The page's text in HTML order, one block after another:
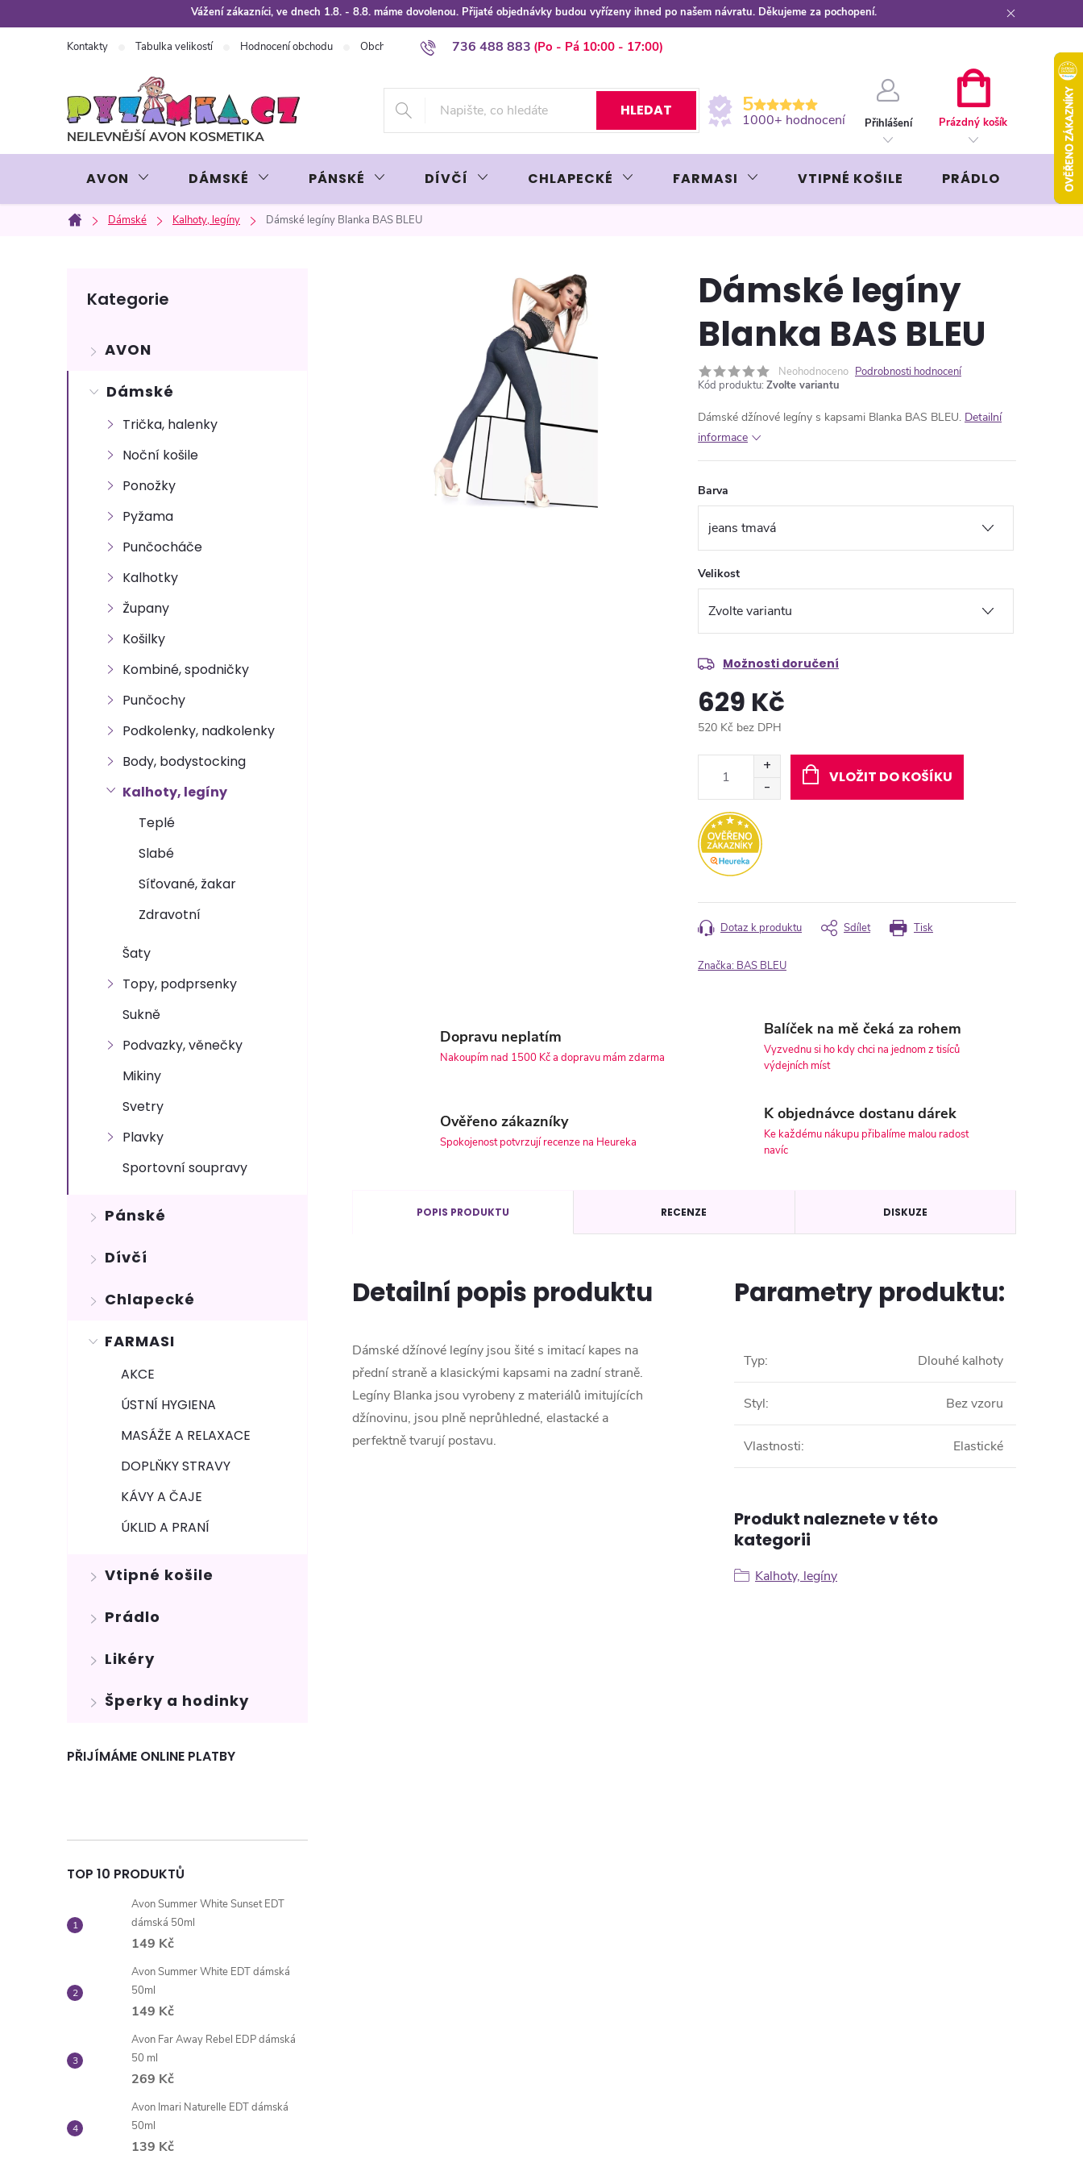
na
Vážení zákazníci, ve dnech 1.8. - 8.8. máme dovolenou. Přijaté objednávky budou vyřízeny ihned po našem návratu. Děkujeme za pochopení.
736 488 883
Kontakty Tabulka velikostí Hodnocení obchodu Obchodní podmínky Podmínky ochrany osobních údajů
HLEDAT 5
1000+ hodnocení Přihlášení
KOŠÍK
Prázdný košík
AVON DÁMSKÉ PÁNSKÉ DÍVČÍ CHLAPECKÉ FARMASI VTIPNÉ KOŠILE PRÁDLO
Domů
Dámské Kalhoty, legíny Dámské legíny Blanka BAS BLEU
s
kategorie
Kategorie
AVON
Dámské
Trička, halenky
Noční košile
Ponožky
Pyžama
Punčocháče
Kalhotky
Župany
Košilky
Kombiné, spodničky
Punčochy
Podkolenky, nadkolenky
Body, bodystocking
Kalhoty, legíny
Teplé
Slabé
Síťované, žakar
Zdravotní
Šaty
Topy, podprsenky
Sukně
Podvazky, věnečky
Mikiny
Svetry
Plavky
Sportovní soupravy
Pánské
Dívčí
Chlapecké
FARMASI
AKCE
ÚSTNÍ HYGIENA
MASÁŽE A RELAXACE
DOPLŇKY STRAVY
KÁVY A ČAJE
ÚKLID A PRANÍ
Vtipné košile
Prádlo
Likéry
Šperky a hodinky
PŘIJÍMÁME ONLINE PLATBY
TOP 10 PRODUKTŮ
Avon Summer White Sunset EDT
dámská 50ml
149 Kč
Avon Summer White EDT dámská
50ml
149 Kč
Avon Far Away Rebel EDP dámská
50 ml
269 Kč
Avon Imari Naturelle EDT dámská
50ml
139 Kč
Dámské legíny
Blanka BAS BLEU
Neohodnoceno Podrobnosti hodnocení
Kód produktu: Zvolte variantu
Dámské džínové legíny s kapsami Blanka BAS BLEU. Detailní
informace
Barva
Velikost
Možnosti doručení
629 Kč
520 Kč bez DPH
VLOŽIT DO KOŠÍKU
Tisk
Dotaz k produktu Sdílet
Značka: BAS BLEU
Dopravu neplatím
Nakoupím nad 1500 Kč a dopravu mám zdarma
Balíček na mě čeká za rohem
Vyzvednu si ho kdy chci na jednom z tisíců
výdejních míst
Ověřeno zákazníky
Spokojenost potvrzují recenze na Heureka
K objednávce dostanu dárek
Ke každému nákupu přibalíme malou radost
navíc
POPIS PRODUKTU RECENZE DISKUZE
Detailní popis produktu
Dámské džínové legíny jsou šité s imitací kapes na
přední straně a klasickými kapsami na zadní straně.
Legíny Blanka jsou vyrobeny z materiálů imitujících
džínovinu, jsou plně neprůhledné, elastacké a
perfektně tvarují postavu.
Parametry produktu:
Typ: Dlouhé kalhoty
Styl: Bez vzoru
Vlastnosti: Elastické
Produkt naleznete v této
kategorii
Kalhoty, legíny